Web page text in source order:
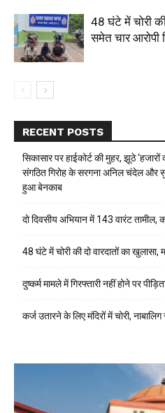
48 घंटे में चोरी की
समेत चार आरोपी
RECENT POSTS
सिकासार पर हाईकोर्ट की मुहर, झूठे
संगठित गिरोह के सरगना अनिल चंदेल और
हुआ बेनकाब
दो दिवसीय अभियान में 143 वारंट तामील,
48 घंटे में चोरी की दो वारदातों का खुलासा,
दुष्कर्म मामले में गिरफ्तारी नहीं होने पर
कर्ज उतारने के लिए मंदिरों में चोरी,